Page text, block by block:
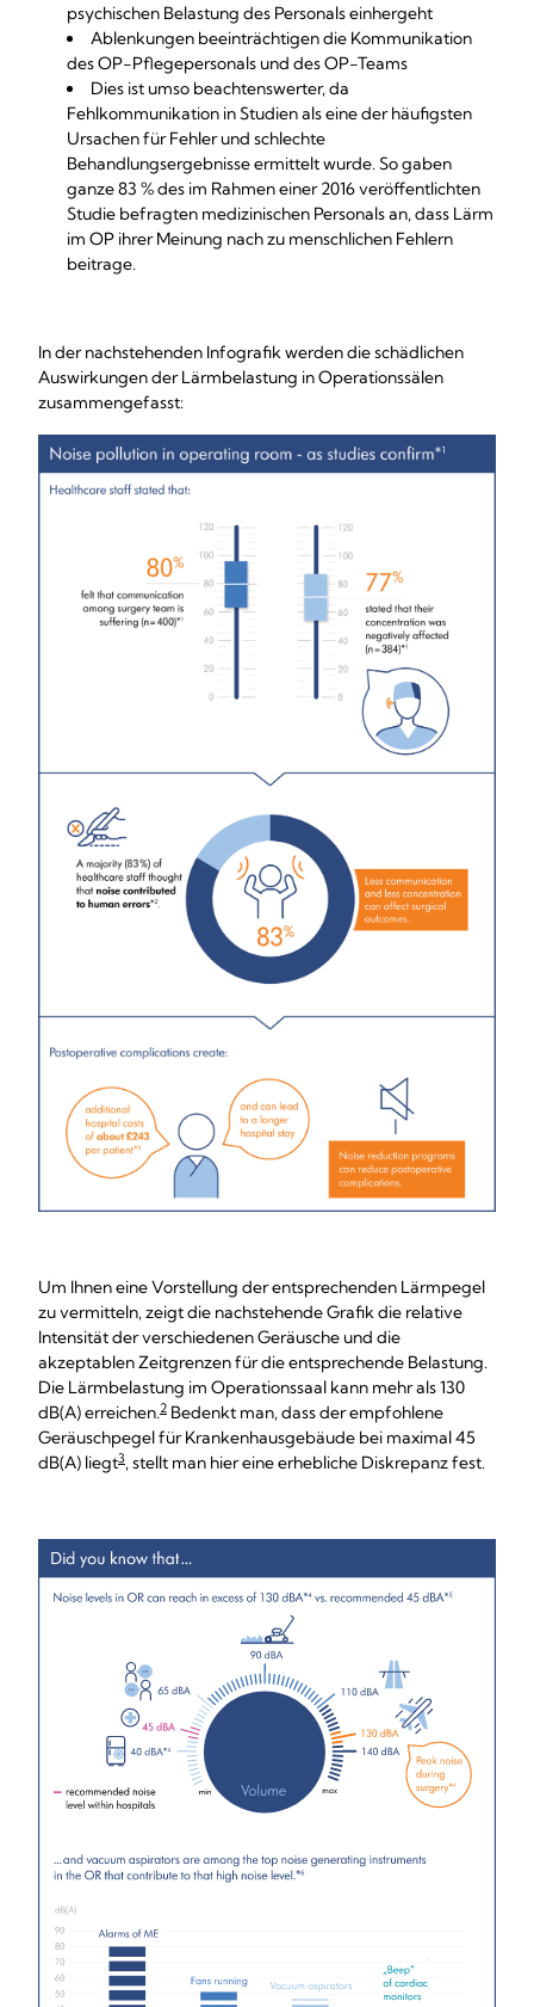
psychischen Belastung des Personals einhergeht
Ablenkungen beeinträchtigen die Kommunikation
des OP-Pflegepersonals und des OP-Teams
Dies ist umso beachtenswerter, da
Fehlkommunikation in Studien als eine der häufigsten
Ursachen für Fehler und schlechte
Behandlungsergebnisse ermittelt wurde. So gaben
ganze 83 % des im Rahmen einer 2016 veröffentlichten
Studie befragten medizinischen Personals an, dass Lärm
im OP ihrer Meinung nach zu menschlichen Fehlern
beitrage.
In der nachstehenden Infografik werden die schädlichen
Auswirkungen der Lärmbelastung in Operationssälen
zusammengefasst:
Um Ihnen eine Vorstellung der entsprechenden Lärmpegel
zu vermitteln, zeigt die nachstehende Grafik die relative
Intensität der verschiedenen Geräusche und die
akzeptablen Zeitgrenzen für die entsprechende Belastung.
Die Lärmbelastung im Operationssaal kann mehr als 130
dB(A) erreichen.2 Bedenkt man, dass der empfohlene
Geräuschpegel für Krankenhausgebäude bei maximal 45
dB(A) liegt3, stellt man hier eine erhebliche Diskrepanz fest.